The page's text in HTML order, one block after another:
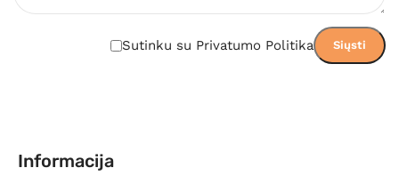
Sutinku su Privatumo Politika
Informacija